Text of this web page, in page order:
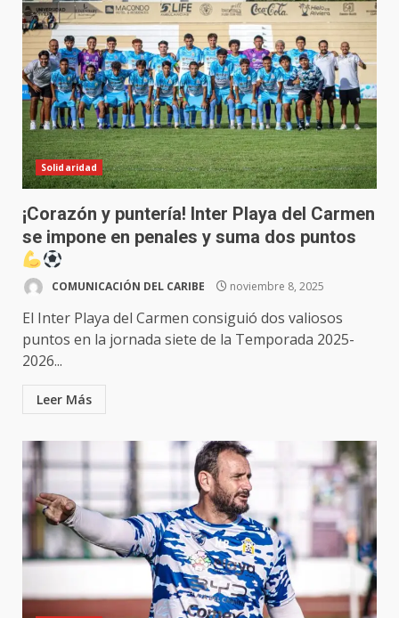
Solidaridad
¡Corazón y puntería! Inter Playa del Carmen
se impone en penales y suma dos puntos
COMUNICACIÓN DEL CARIBE noviembre 8, 2025
El Inter Playa del Carmen consiguió dos valiosos
puntos en la jornada siete de la Temporada 2025-
2026...
Leer Más